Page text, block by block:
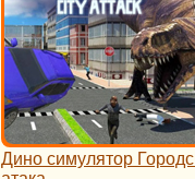
Дино симулятор